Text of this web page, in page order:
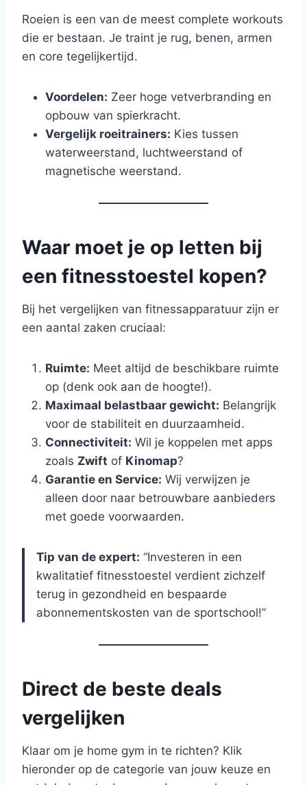
Roeien is een van de meest complete workouts
die er bestaan. Je traint je rug, benen, armen
en core tegelijkertijd.
Voordelen: Zeer hoge vetverbranding en
opbouw van spierkracht.
Vergelijk roeitrainers: Kies tussen
waterweerstand, luchtweerstand of
magnetische weerstand.
Waar moet je op letten bij
een fitnesstoestel kopen?
Bij het vergelijken van fitnessapparatuur zijn er
een aantal zaken cruciaal:
Ruimte: Meet altijd de beschikbare ruimte
op (denk ook aan de hoogte!).
Maximaal belastbaar gewicht: Belangrijk
voor de stabiliteit en duurzaamheid.
Connectiviteit: Wil je koppelen met apps
zoals Zwift of Kinomap?
Garantie en Service: Wij verwijzen je
alleen door naar betrouwbare aanbieders
met goede voorwaarden.
Tip van de expert: “Investeren in een
kwalitatief fitnesstoestel verdient zichzelf
terug in gezondheid en bespaarde
abonnementskosten van de sportschool!”
Direct de beste deals
vergelijken
Klaar om je home gym in te richten? Klik
hieronder op de categorie van jouw keuze en